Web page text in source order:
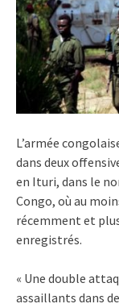
L’armée
dans deux
en Ituri, dans le
Congo, où au
récemment et
enregistrés.
« Une double
assaillants dans